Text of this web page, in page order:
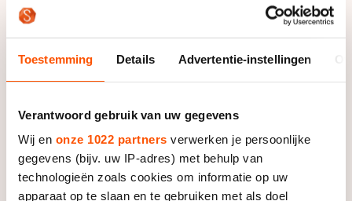
Toestemming Details Advertentie-instellingen
Verantwoord gebruik van uw gegevens
Wij en onze 1022 partners verwerken je persoonlijke
gegevens (bijv. uw IP-adres) met behulp van
technologieën zoals cookies om informatie op uw
apparaat op te slaan en te gebruiken met als doel
voelden veel spanning:
het zou toch niet weer foute
Gelukkig was de uitslag goed. Mijn broertje
anderhalve week vol spanning.”
Ondanks de emotionele achtbaan waar de Talsma’s
niet verwacht te winnen na zo’n week. Deze zege is
dan ook heel speciaal. Mijn vader was ontzettend
trots: ‘Dat heb je mooi geflikt meisje’.”